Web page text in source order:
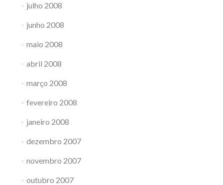
julho 2008
junho 2008
maio 2008
abril 2008
março 2008
fevereiro 2008
janeiro 2008
dezembro 2007
novembro 2007
outubro 2007